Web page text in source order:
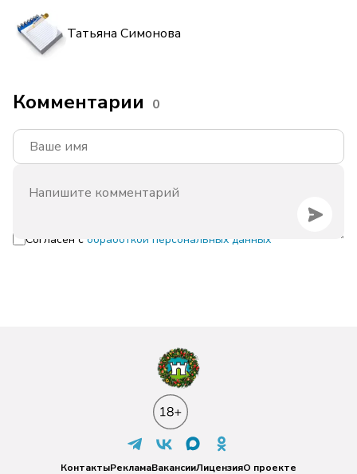
Татьяна Симонова
Комментарии 0
Согласен с обработкой персональных данных
КонтактыРекламаВакансииЛицензияО проекте